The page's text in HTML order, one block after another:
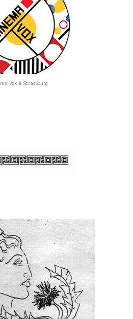
Vox à Strasbourg